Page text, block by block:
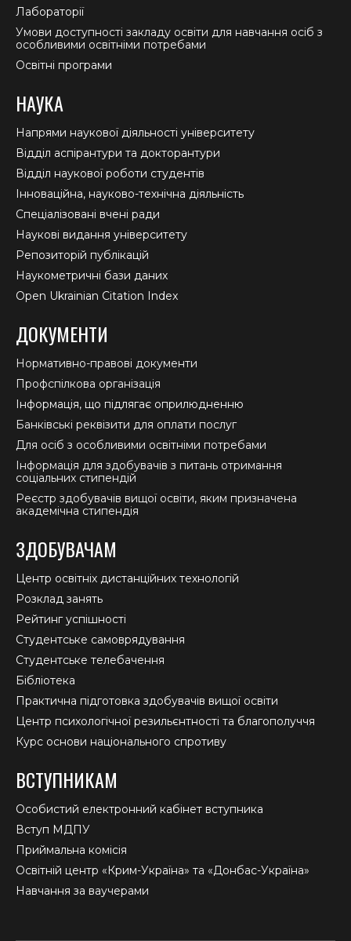
Лабораторії
Умови доступності закладу освіти для навчання осіб з
особливими освітніми потребами
Освітні програми
НАУКА
Напрями наукової діяльності університету
Відділ аспірантури та докторантури
Відділ наукової роботи студентів
Інноваційна, науково-технічна діяльність
Спеціалізовані вчені ради
Наукові видання університету
Репозиторій публікацій
Наукометричні бази даних
Open Ukrainian Citation Index
ДОКУМЕНТИ
Нормативно-правові документи
Профспілкова організація
Інформація, що підлягає оприлюдненню
Банківські реквізити для оплати послуг
Для осіб з особливими освітніми потребами
Інформація для здобувачів з питань отримання
соціальних стипендій
Реєстр здобувачів вищої освіти, яким призначена
академічна стипендія
ЗДОБУВАЧАМ
Центр освітніх дистанційних технологій
Розклад занять
Рейтинг успішності
Студентське самоврядування
Студентське телебачення
Бібліотека
Практична підготовка здобувачів вищої освіти
Центр психологічної резильєнтності та благополуччя
Курс основи національного спротиву
ВСТУПНИКАМ
Особистий електронний кабінет вступника
Вступ МДПУ
Приймальна комісія
Освітній центр «Крим-Україна» та «Донбас-Україна»
Навчання за ваучерами